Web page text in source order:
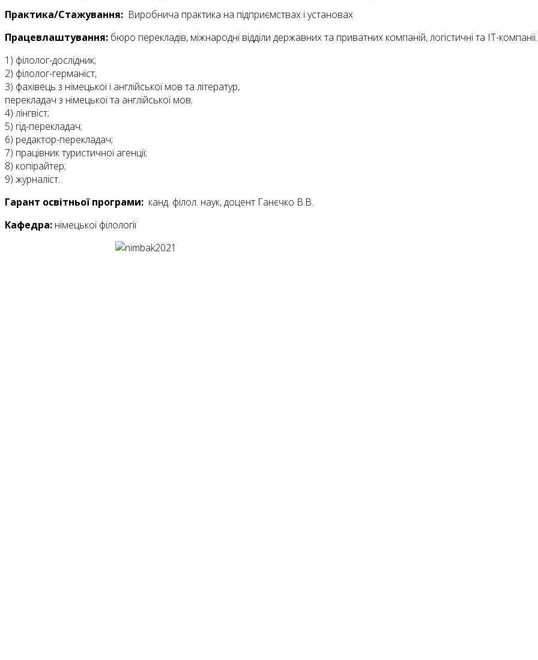
Практика/Стажування: Виробнича практика на підприємствах і установах
Працевлаштування: бюро перекладів, міжнародні відділи державних та приватних компаній, логістичні та IT-компанії.
1) філолог-дослідник;
2) філолог-германіст,
3) фахівець з німецької і англійської мов та літератур,
перекладач з німецької та англійської мов;
4) лінгвіст;
5) гід-перекладач;
6) редактор-перекладач;
7) працівник туристичної агенції;
8) копірайтер;
9) журналіст.
Гарант освітньої програми: канд. філол. наук, доцент Ганєчко В.В.
Кафедра: німецької філології